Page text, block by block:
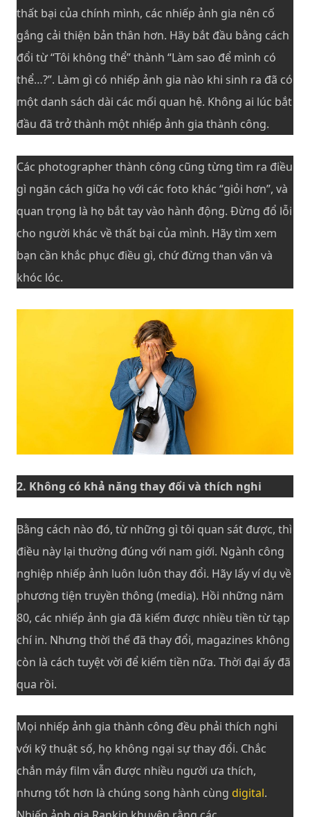
thất bại của chính mình, các nhiếp ảnh gia nên cố
gắng cải thiện bản thân hơn. Hãy bắt đầu bằng cách
đổi từ “Tôi không thể” thành “Làm sao để mình có
thể…?”. Làm gì có nhiếp ảnh gia nào khi sinh ra đã có
một danh sách dài các mối quan hệ. Không ai lúc bắt
đầu đã trở thành một nhiếp ảnh gia thành công.
Các photographer thành công cũng từng tìm ra điều
gì ngăn cách giữa họ với các foto khác “giỏi hơn”, và
quan trọng là họ bắt tay vào hành động. Đừng đổ lỗi
cho người khác về thất bại của mình. Hãy tìm xem
bạn cần khắc phục điều gì, chứ đừng than vãn và
khóc lóc.
2. Không có khả năng thay đổi và thích nghi
Bằng cách nào đó, từ những gì tôi quan sát được, thì
điều này lại thường đúng với nam giới. Ngành công
nghiệp nhiếp ảnh luôn luôn thay đổi. Hãy lấy ví dụ về
phương tiện truyền thông (media). Hồi những năm
80, các nhiếp ảnh gia đã kiếm được nhiều tiền từ tạp
chí in. Nhưng thời thế đã thay đổi, magazines không
còn là cách tuyệt vời để kiếm tiền nữa. Thời đại ấy đã
qua rồi.
Mọi nhiếp ảnh gia thành công đều phải thích nghi
với kỹ thuật số, họ không ngại sự thay đổi. Chắc
chắn máy film vẫn được nhiều người ưa thích,
nhưng tốt hơn là chúng song hành cùng digital.